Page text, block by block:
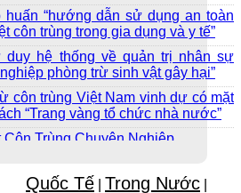
huấn “hướng dẫn sử dụng an toàn
côn trùng trong gia dụng và y tế”
duy hệ thống về quản trị nhân sự
phòng trừ sinh vật gây hại”
côn trùng Việt Nam vinh dự có mặt
“Trang vàng tổ chức nhà nước”
Côn Trùng Chuyên Nghiệp
Quốc Tế Trong Nước